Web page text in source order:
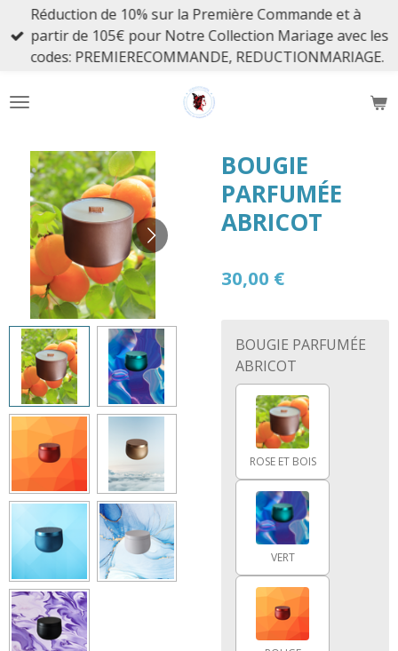
Passer
au
contenu
Réduction de 10% sur la Première Commande et à
partir de 105€ pour Notre Collection Mariage avec les
codes: PREMIERECOMMANDE, REDUCTIONMARIAGE.
BOUGIE
PARFUMÉE
ABRICOT
30,00 €
BOUGIE PARFUMÉE
ABRICOT
ROSE ET BOIS
VERT